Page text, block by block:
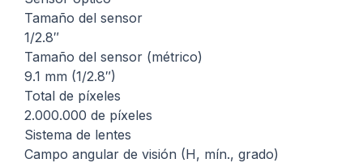
Tamaño del sensor
1/2.8″
Tamaño del sensor (métrico)
9.1 mm (1/2.8″)
Total de píxeles
2.000.000 de píxeles
Sistema de lentes
Campo angular de visión (H, mín., grado)